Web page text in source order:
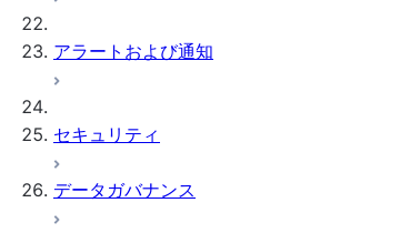
アラートおよび通知
セキュリティ
データガバナンス